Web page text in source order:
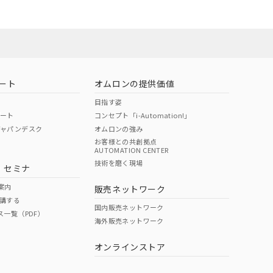
O O
ページへ
ください
ト
ト
パンデスク
セミナ
内
する
覧（PDF）
オムロンの提供価値
目指す姿
コンセプト「i-Automation!」
オムロンの強み
お客様との共創拠点
AUTOMATION CENTER
技術を磨く現場
販売ネットワーク
国内販売ネットワーク
海外販売ネットワーク
オンラインストア